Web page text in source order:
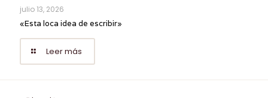
julio 13, 2026
«Esta loca idea de escribir»
Leer más